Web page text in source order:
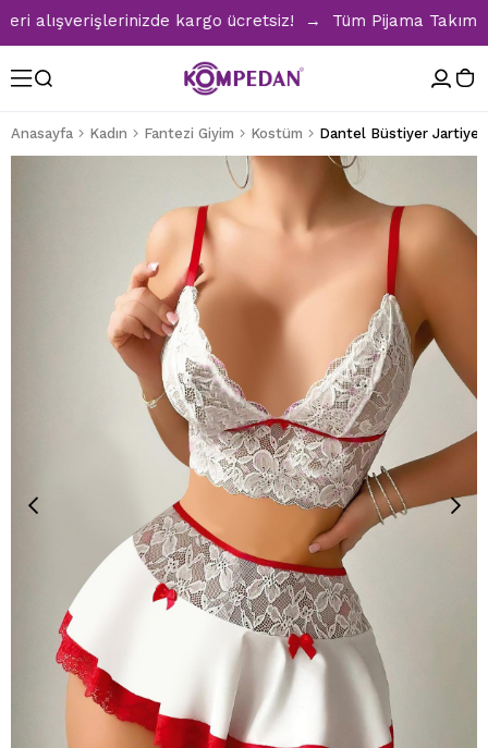
alışverişlerinizde kargo ücretsiz! → Tüm Pijama
Anasayfa Kadın Fantezi Giyim Kostüm Dantel Büstiyer